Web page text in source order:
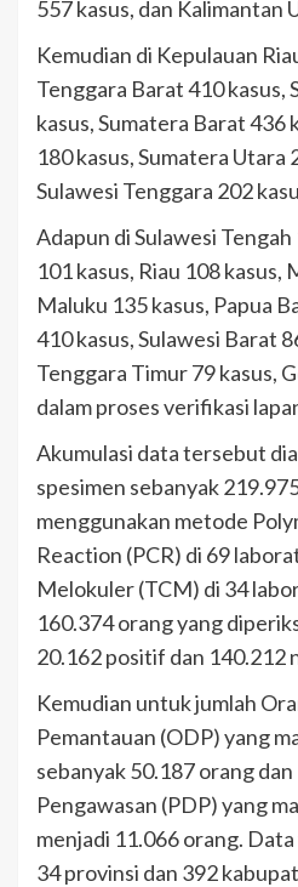
557 kasus, dan Kalimantan
Kemudian di Kepulauan
Tenggara Barat 410 kasus,
kasus, Sumatera Barat 436
180 kasus, Sumatera Utara
Sulawesi Tenggara 202
Adapun di Sulawesi
101 kasus, Riau 108 kasus,
Maluku 135 kasus, Papua
410 kasus, Sulawesi Barat
Tenggara Timur 79 kasus,
dalam proses verifikasi
Akumulasi data tersebut
spesimen sebanyak
menggunakan metode
Reaction (PCR) di 69
Melokuler (TCM) di 34
160.374 orang yang
20.162 positif dan 140.212
Kemudian untuk jumlah
Pemantauan (ODP) yang
sebanyak 50.187 orang
Pengawasan (PDP) yang
menjadi 11.066 orang.
34 provinsi dan 392